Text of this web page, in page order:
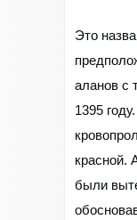
Это
аланов с
1395
красной.
были